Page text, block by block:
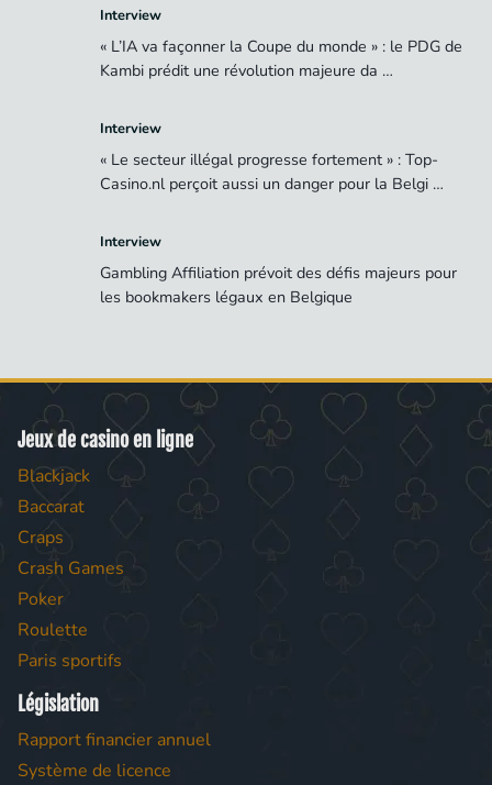
Interview
« L’IA va façonner la Coupe du monde » : le PDG de
Kambi prédit une révolution majeure da …
Interview
« Le secteur illégal progresse fortement » : Top-
Casino.nl perçoit aussi un danger pour la Belgi …
Interview
Gambling Affiliation prévoit des défis majeurs pour
les bookmakers légaux en Belgique
Jeux de casino en ligne
Blackjack
Baccarat
Craps
Crash Games
Poker
Roulette
Paris sportifs
Législation
Rapport financier annuel
Système de licence